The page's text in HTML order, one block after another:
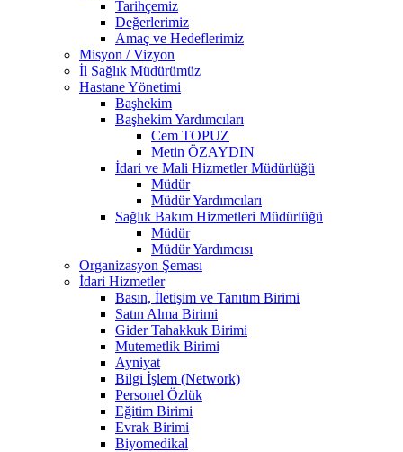
Tarihçemiz
Değerlerimiz
Amaç ve Hedeflerimiz
Misyon / Vizyon
İl Sağlık Müdürümüz
Hastane Yönetimi
Başhekim
Başhekim Yardımcıları
Cem TOPUZ
Metin ÖZAYDIN
İdari ve Mali Hizmetler Müdürlüğü
Müdür
Müdür Yardımcıları
Sağlık Bakım Hizmetleri Müdürlüğü
Müdür
Müdür Yardımcısı
Organizasyon Şeması
İdari Hizmetler
Basın, İletişim ve Tanıtım Birimi
Satın Alma Birimi
Gider Tahakkuk Birimi
Mutemetlik Birimi
Ayniyat
Bilgi İşlem (Network)
Personel Özlük
Eğitim Birimi
Evrak Birimi
Biyomedikal